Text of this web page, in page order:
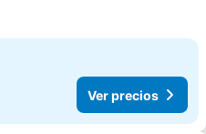
Ver precios